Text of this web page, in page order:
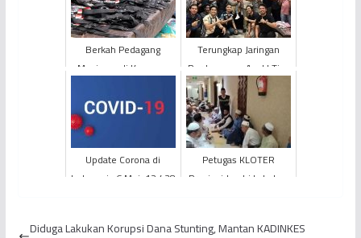
Berkah Pedagang
Musiman di Kawasan
Penyelenggaraan
Terungkap Jaringan
Perdagangan Anak! Tiga
Balita Ditemukan di SAD
Merangin
Update Corona di
Indonesia 6 Mei: 12.438
Petugas KLOTER
Provinsi Jambi Lakukan
Ibadah Haji
Diduga Lakukan Korupsi Dana Stunting, Mantan KADINKES